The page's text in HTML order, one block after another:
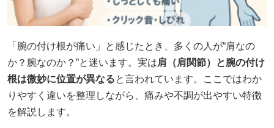
「腕の付け根が痛い」と感じたとき、多くの人が“肩なの
か？腕なのか？”と迷います。実は肩（肩関節）と腕の付け
根は微妙に位置が異なると言われています。ここではわか
りやすく違いを整理しながら、痛みや不調が出やすい特徴
を解説します。